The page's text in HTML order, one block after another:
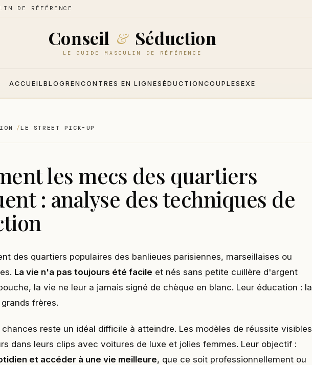
DE RÉFÉRENCE
Conseil & Séduction
LE GUIDE MASCULIN DE RÉFÉRENCE
ACCUEILBLOGRENCONTRES EN LIGNESÉDUCTION COUPLESEXE
LE STREET PICK-UP
les mecs des quartiers
: analyse des techniques de
des quartiers populaires des banlieues parisiennes, marseillaises ou
La vie n'a pas toujours été facile et nés sans petite cuillère d'argent
la vie ne leur a jamais signé de chèque en blanc. Leur éducation : la
frères.
chances reste un idéal difficile à atteindre. Les modèles de réussite visibles
dans leurs clips avec voitures de luxe et jolies femmes. Leur objectif :
et accéder à une vie meilleure, que ce soit professionnellement ou